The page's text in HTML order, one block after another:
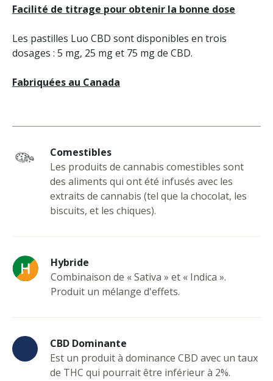
Facilité de titrage pour obtenir la bonne dose
Les pastilles Luo CBD sont disponibles en trois
dosages : 5 mg, 25 mg et 75 mg de CBD.
Fabriquées au Canada
Comestibles
Les produits de cannabis comestibles sont
des aliments qui ont été infusés avec les
extraits de cannabis (tel que la chocolat, les
biscuits, et les chiques).
Hybride
Combinaison de « Sativa » et « Indica ».
Produit un mélange d'effets.
CBD Dominante
Est un produit à dominance CBD avec un taux
de THC qui pourrait être inférieur à 2%.